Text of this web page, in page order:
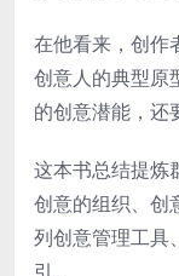
在他看来，创作
创意人的典型原
的创意潜能，还
这本书总结提炼
创意的组织、创
列创意管理工具